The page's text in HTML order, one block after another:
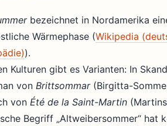
bezeichnet in Nordamerika
Wärmephase (Wikipedia
).
Kulturen gibt es Varianten: In
von Brittsommar(Birgitta-
von Été de la Saint-Martin
Begriff „Altweibersommer“ hat